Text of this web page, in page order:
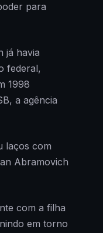
para
já havia
federal,
1998
a agência
laços com
Abramovich
com a filha
em torno